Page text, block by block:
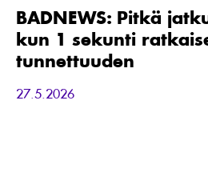
auttaa,
kun
1
sekunti
ratkaisee
brändisi
tunnettuuden
BADNEWS: Pitkä
kun 1 sekunti
tunnettuuden
27.5.2026